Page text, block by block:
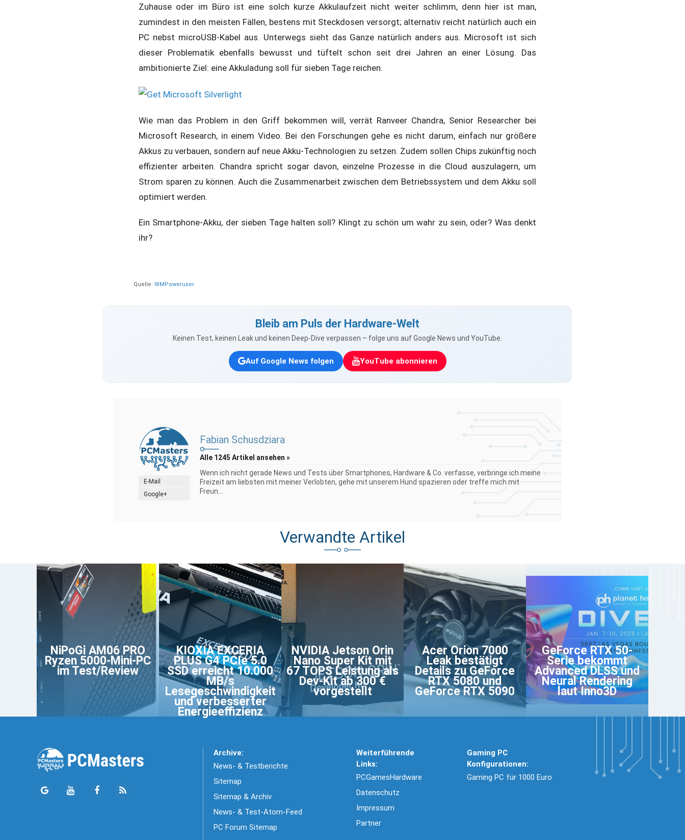
Zuhause oder im Büro ist eine solch kurze Akkulaufzeit nicht weiter schlimm, denn hier ist man,
zumindest in den meisten Fällen, bestens mit Steckdosen versorgt; alternativ reicht natürlich auch ein
PC nebst microUSB-Kabel aus. Unterwegs sieht das Ganze natürlich anders aus. Microsoft ist sich
dieser Problematik ebenfalls bewusst und tüftelt schon seit drei Jahren an einer Lösung. Das
ambitionierte Ziel: eine Akkuladung soll für sieben Tage reichen.
Wie man das Problem in den Griff bekommen will, verrät Ranveer Chandra, Senior Researcher bei
Microsoft Research, in einem Video. Bei den Forschungen gehe es nicht darum, einfach nur größere
Akkus zu verbauen, sondern auf neue Akku-Technologien zu setzen. Zudem sollen Chips zukünftig noch
effizienter arbeiten. Chandra spricht sogar davon, einzelne Prozesse in die Cloud auszulagern, um
Strom sparen zu können. Auch die Zusammenarbeit zwischen dem Betriebssystem und dem Akku soll
optimiert werden.
Ein Smartphone-Akku, der sieben Tage halten soll? Klingt zu schön um wahr zu sein, oder? Was denkt
ihr?
Quelle: WMPoweruser
Bleib am Puls der Hardware-Welt
Keinen Test, keinen Leak und keinen Deep-Dive verpassen – folge uns auf Google News und YouTube.
Auf Google News folgen YouTube abonnieren
E-Mail
Google+
Fabian Schusdziara
Alle 1245 Artikel ansehen »
Wenn ich nicht gerade News und Tests über Smartphones, Hardware & Co. verfasse, verbringe ich meine
Freizeit am liebsten mit meiner Verlobten, gehe mit unserem Hund spazieren oder treffe mich mit
Freun...
Verwandte Artikel
NiPoGi AM06 PRO
Ryzen 5000-Mini-PC
im Test/Review
KIOXIA EXCERIA
PLUS G4 PCIe 5.0
SSD erreicht 10.000
MB/s
Lesegeschwindigkeit
und verbesserter
Energieeffizienz
NVIDIA Jetson Orin
Nano Super Kit mit
67 TOPS Leistung als
Dev-Kit ab 300 €
vorgestellt
Acer Orion 7000
Leak bestätigt
Details zu GeForce
RTX 5080 und
GeForce RTX 5090
GeForce RTX 50-
Serie bekommt
Advanced DLSS und
Neural Rendering
laut Inno3D
Archive:
News- & Testberichte
Sitemap
Sitemap & Archiv
News- & Test-Atom-Feed
PC Forum Sitemap
Weiterführende
Links:
PCGamesHardware
Datenschutz
Impressum
Partner
Gaming PC
Konfigurationen:
Gaming PC für 1000 Euro